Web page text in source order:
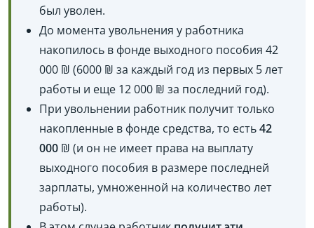
был уволен.
До момента увольнения у работника
накопилось в фонде выходного пособия 42
000 ₪ (6000 ₪ за каждый год из первых 5 лет
работы и еще 12 000 ₪ за последний год).
При увольнении работник получит только
накопленные в фонде средства, то есть42
000 ₪ (и он не имеет права на выплату
выходного пособия в размере последней
зарплаты, умноженной на количество лет
работы).